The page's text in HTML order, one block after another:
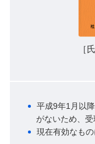
［
平成9年1月以
がないため、受
現在有効なもの